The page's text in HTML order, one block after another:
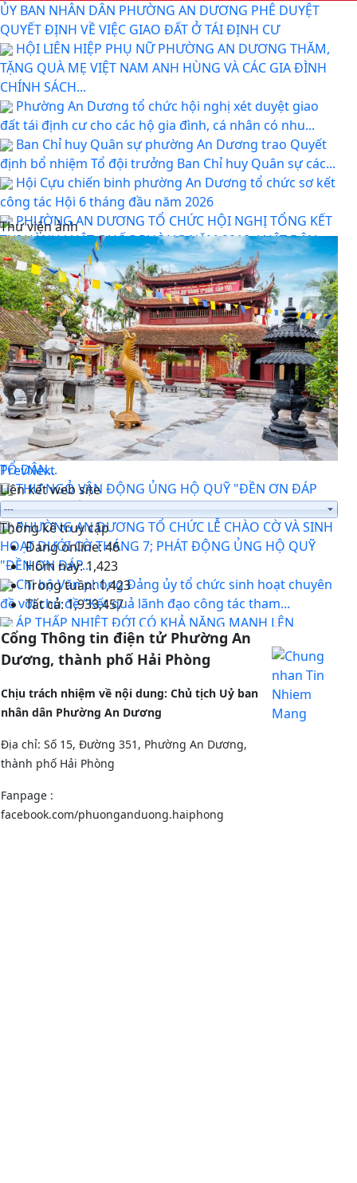
ỦY BAN NHÂN DÂN PHƯỜNG AN DƯƠNG PHÊ DUYỆT
QUYẾT ĐỊNH VỀ VIỆC GIAO ĐẤT Ở TÁI ĐỊNH CƯ
HỘI LIÊN HIỆP PHỤ NỮ PHƯỜNG AN DƯƠNG THĂM,
TẶNG QUÀ MẸ VIỆT NAM ANH HÙNG VÀ CÁC GIA ĐÌNH
CHÍNH SÁCH...
Phường An Dương tổ chức hội nghị xét duyệt giao
đất tái định cư cho các hộ gia đình, cá nhân có nhu...
Ban Chỉ huy Quân sự phường An Dương trao Quyết
định bổ nhiệm Tổ đội trưởng Ban Chỉ huy Quân sự các...
Hội Cựu chiến binh phường An Dương tổ chức sơ kết
công tác Hội 6 tháng đầu năm 2026
PHƯỜNG AN DƯƠNG TỔ CHỨC HỘI NGHỊ TỔNG KẾT
THI HÀNH LUẬT QUỐC PHÒNG NĂM 2018, LUẬT DÂN
QUÂN TỰ VỆ...
Trung tâm Chính trị phường An Dương khai giảng
lớp bồi dưỡng lý luận chính trị dành cho đảng viên...
HỘI ĐỒNG NHÂN DÂN PHƯỜNG AN DƯƠNG TỔ
CHỨC HỘI NGHỊ TIẾP XÚC CỬ TRI TRƯỚC KỲ HỌP
THƯỜNG LỆ GIỮA NĂM...
HỘI NGHỊ GIAO BAN GIỮA LÃNH ĐẠO ỦY BAN NHÂN
DÂN PHƯỜNG VỚI CÁC TỔ TRƯỞNG TỔ DÂN PHỐ TRÊN
ĐỊA BÀN
PHƯỜNG AN DƯƠNG CÔNG BỐ CÁC QUYẾT ĐỊNH VỀ
TỔ CHỨC, CÁN BỘ MẶT TRẬN VÀ CÁC ĐOÀN THỂ TẠI CÁC
TỔ DÂN...
THƯ NGỎ VẬN ĐỘNG ỦNG HỘ QUỸ "ĐỀN ƠN ĐÁP
NGHĨA" PHƯỜNG AN DƯƠNG NĂM 2026
PHƯỜNG AN DƯƠNG TỔ CHỨC LỄ CHÀO CỜ VÀ SINH
HOẠT DƯỚI CỜ THÁNG 7; PHÁT ĐỘNG ỦNG HỘ QUỸ
"ĐỀN ƠN ĐÁP...
Chi bộ Văn phòng Đảng ủy tổ chức sinh hoạt chuyên
đề với chủ đề "Kết quả lãnh đạo công tác tham...
ÁP THẤP NHIỆT ĐỚI CÓ KHẢ NĂNG MẠNH LÊN
THÀNH BÃO
Công điện về ứng phó áp thấp nhiệt đới có khả năng
Công văn triển khai thực hiện các TTHC được cắt
giảm, đơn giản hóa, bãi bỏ theo các Nghị quyết của...
Hội nghị triển khai nhiệm vụ công tác sau thành lập,
tổ chức lại các phòng chuyên môn thuộc UBND...
HỘI NGHỊ CÔNG BỐ THÀNH LẬP CÁC CÔNG ĐOÀN
CƠ SỞ TRỰC THUỘC CÔNG ĐOÀN PHƯỜNG AN DƯƠNG
THÔNG BÁO VỀ VIỆC NIÊM YẾT CÔNG KHAI MẤT
Thư viện ảnh
PrevNext
Liên kết web site
Thống kê truy cập
Đang online:46
Hôm nay:1,423
Trong tuần: 1,423
Tất cả: 1,933,457
Cổng Thông tin điện tử Phường An
Dương, thành phố Hải Phòng
Chịu trách nhiệm về nội dung: Chủ tịch Uỷ ban
nhân dân Phường An Dương
Địa chỉ: Số 15, Đường 351, Phường An Dương,
thành phố Hải Phòng
Fanpage :
facebook.com/phuonganduong.haiphong